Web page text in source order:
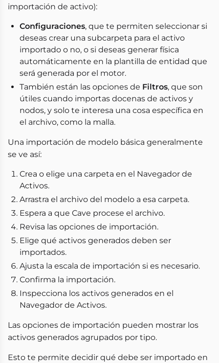
importación de activo):
Configuraciones, que te permiten seleccionar si
deseas crear una subcarpeta para el activo
importado o no, o si deseas generar física
automáticamente en la plantilla de entidad que
será generada por el motor.
También están las opciones de Filtros, que son
útiles cuando importas docenas de activos y
nodos, y solo te interesa una cosa específica en
el archivo, como la malla.
Una importación de modelo básica generalmente
se ve así:
Crea o elige una carpeta en el Navegador de
Activos.
Arrastra el archivo del modelo a esa carpeta.
Espera a que Cave procese el archivo.
Revisa las opciones de importación.
Elige qué activos generados deben ser
importados.
Ajusta la escala de importación si es necesario.
Confirma la importación.
Inspecciona los activos generados en el
Navegador de Activos.
Las opciones de importación pueden mostrar los
activos generados agrupados por tipo.
Esto te permite decidir qué debe ser importado en